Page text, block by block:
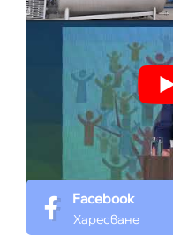
Facebook
Харесване